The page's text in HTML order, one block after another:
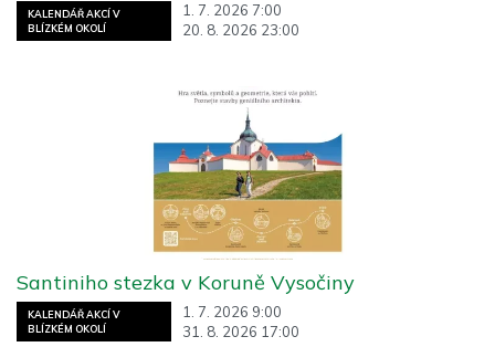
KALENDÁŘ AKCÍ V
BLÍZKÉM OKOLÍ
1. 7. 2026 7:00
20. 8. 2026 23:00
KALENDÁŘ AKCÍ V
BLÍZKÉM OKOLÍ
1. 7. 2026 9:00
31. 8. 2026 17:00
Santiniho stezka v Koruně Vysočiny